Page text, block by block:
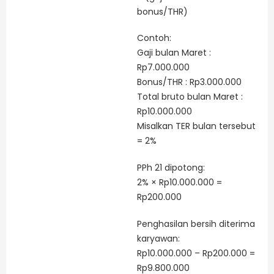
bonus/THR)
Contoh:
Gaji bulan Maret :
Rp7.000.000
Bonus/THR : Rp3.000.000
Total bruto bulan Maret :
Rp10.000.000
Misalkan TER bulan tersebut
= 2%
PPh 21 dipotong:
2% × Rp10.000.000 =
Rp200.000
Penghasilan bersih diterima
karyawan:
Rp10.000.000 – Rp200.000 =
Rp9.800.000